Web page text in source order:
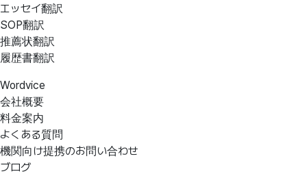
エッセイ翻訳
SOP翻訳
推薦状翻訳
履歴書翻訳
Wordvice
会社概要
料金案内
よくある質問
機関向け提携のお問い合わせ
ブログ